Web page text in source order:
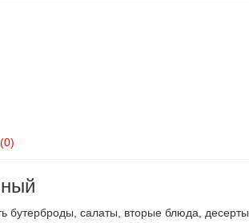
салаты, вторые блюда, десерты.